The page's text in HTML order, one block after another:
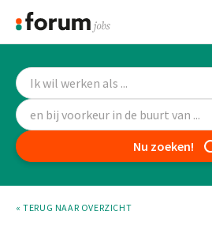
Nu zoeken!
« TERUG NAAR OVERZICHT